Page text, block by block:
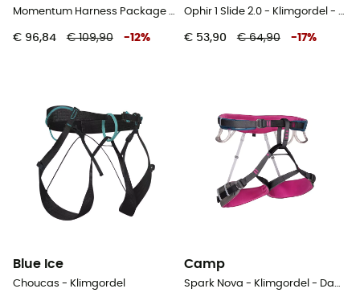
Momentum Harness Package - Klimgordel - Dames
€ 96,84 € 109,90 -12%
Ophir 1 Slide 2.0 - Klimgordel - Dames
€ 53,90 € 64,90 -17%
Blue Ice
Choucas - Klimgordel
Camp
Spark Nova - Klimgordel - Dames